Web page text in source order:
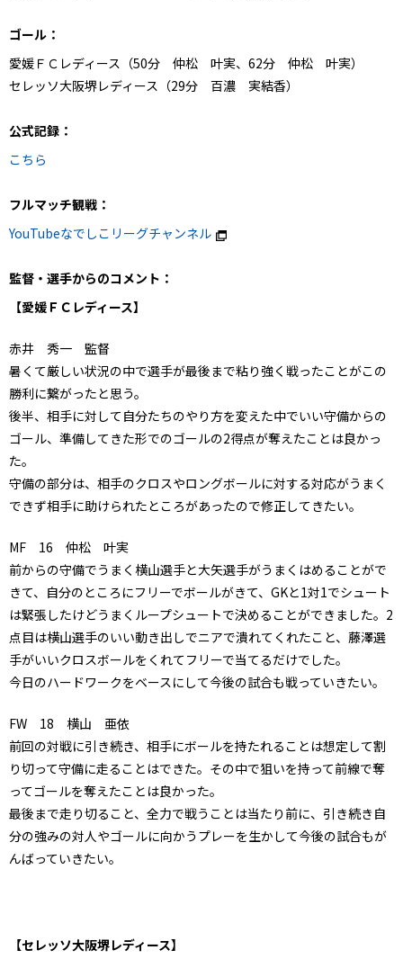
ゴール：
愛媛ＦＣレディース（50分 仲松 叶実、62分 仲松 叶実）
セレッソ大阪堺レディース（29分 百濃 実結香）
公式記録：
こちら
フルマッチ観戦：
YouTubeなでしこリーグチャンネル
監督・選手からのコメント：
【愛媛ＦＣレディース】
赤井 秀一 監督
暑くて厳しい状況の中で選手が最後まで粘り強く戦ったことがこの
勝利に繋がったと思う。
後半、相手に対して自分たちのやり方を変えた中でいい守備からの
ゴール、準備してきた形でのゴールの2得点が奪えたことは良かっ
た。
守備の部分は、相手のクロスやロングボールに対する対応がうまく
できず相手に助けられたところがあったので修正してきたい。
MF 16 仲松 叶実
前からの守備でうまく横山選手と大矢選手がうまくはめることがで
きて、自分のところにフリーでボールがきて、GKと1対1でシュート
は緊張したけどうまくループシュートで決めることができました。2
点目は横山選手のいい動き出しでニアで潰れてくれたこと、藤澤選
手がいいクロスボールをくれてフリーで当てるだけでした。
今日のハードワークをベースにして今後の試合も戦っていきたい。
FW 18 横山 亜依
前回の対戦に引き続き、相手にボールを持たれることは想定して割
り切って守備に走ることはできた。その中で狙いを持って前線で奪
ってゴールを奪えたことは良かった。
最後まで走り切ること、全力で戦うことは当たり前に、引き続き自
分の強みの対人やゴールに向かうプレーを生かして今後の試合もが
んばっていきたい。
【セレッソ大阪堺レディース】